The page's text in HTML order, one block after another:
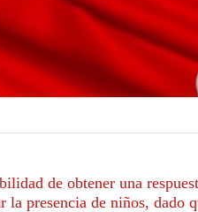
de obtener una
presencia de niños,